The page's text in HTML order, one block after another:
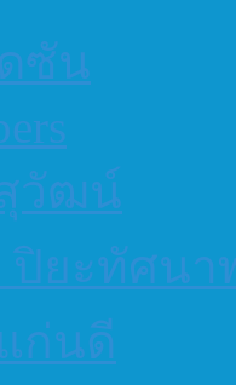
ซัน
วัฒน์
ยะทัศนา
ก่นดี